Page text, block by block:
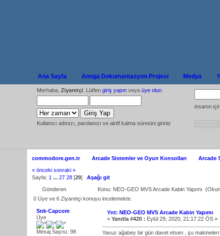
Ana Sayfa Amiga Dokumantasyon Projesi Medya
Merhaba, Ziyaretçi . Lütfen giriş yapın veya üye olun
Kullanıcı adınızı, parolanızı ve aktif kalma süresini giriniz
insanın
commodore.gen.tr Arcade Sistemler ve Oyun Konsolları
Arcade
« önceki sonraki »
Sayfa: 1 ... 27 28 [29] Aşağı git
Gönderen
Konu: NEO-GEO MVS Arcade Kabin Yapımı
0 Üye ve 6 Ziyaretçi konuyu incelemekte.
Snk-Capcom
Üye
Mesaj Sayısı: 98
Ynt: NEO-GEO MVS Arcade Kabin Yapımı
« Yanıtla #420 : Eylül 29, 2020, 21:17:22 ÖS »
Yavuz ağabey bir gün davet etsen , şu